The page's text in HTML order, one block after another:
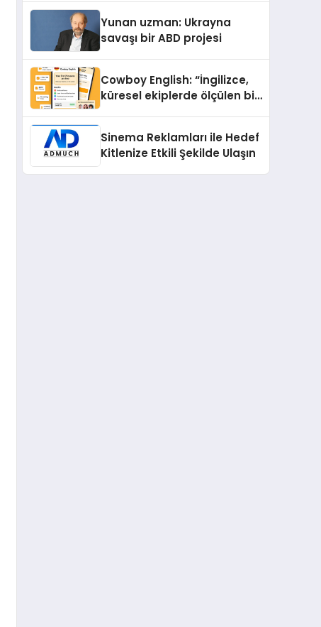
Yunan uzman: Ukrayna
savaşı bir ABD projesi
Cowboy English: “İngilizce,
küresel ekiplerde ölçülen bir
Sinema Reklamları ile Hedef
Kitlenize Etkili Şekilde Ulaşın